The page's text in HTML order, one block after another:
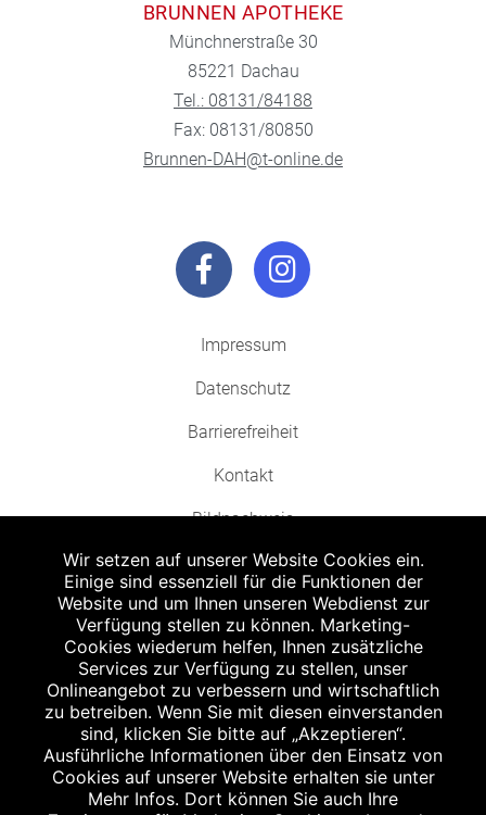
BRUNNEN APOTHEKE
Münchnerstraße 30
85221 Dachau
Tel.: 08131/84188
Fax: 08131/80850
Brunnen-DAH@t-online.de
Impressum
Datenschutz
Barrierefreiheit
Kontakt
Bildnachweis
Abgabe in haushaltsüblichen Mengen, solange der Vorrat reicht. Für Druck-
und Satzfehler keine Haftung.
Zu Risiken und Nebenwirkungen lesen Sie die Packungsbeilage und fragen
Sie Ihren Arzt oder Apotheker.
Angabe nach der deutschen Arzneimitteltaxe Apothekenerstattungspreis
(AEP). Der AEP ist keine unverbindliche Preisempfehlung der Hersteller. Der
AEP ist ein von den Apotheken in Ansatz gebrachter Preis für rezeptfreie
Arzneimittel. Er entspricht in der Höhe dem für Apotheken verbindlichen
Abgabepreis, zu dem eine Apotheke in bestimmten Fällen (z.B. bei Kindern
Wir setzen auf unserer Website Cookies ein.
Einige sind essenziell für die Funktionen der
Website und um Ihnen unseren Webdienst zur
Verfügung stellen zu können. Marketing-
Cookies wiederum helfen, Ihnen zusätzliche
Services zur Verfügung zu stellen, unser
Onlineangebot zu verbessern und wirtschaftlich
zu betreiben. Wenn Sie mit diesen einverstanden
sind, klicken Sie bitte auf „Akzeptieren“.
Ausführliche Informationen über den Einsatz von
Cookies auf unserer Website erhalten sie unter
Mehr Infos. Dort können Sie auch Ihre